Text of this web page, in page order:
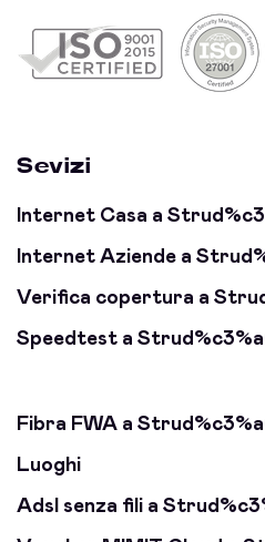
Sevizi
Internet Casa a
Internet Aziende a
Verifica copertura a
Speedtest a
Fibra FWA a
Luoghi
Adsl senza fili a